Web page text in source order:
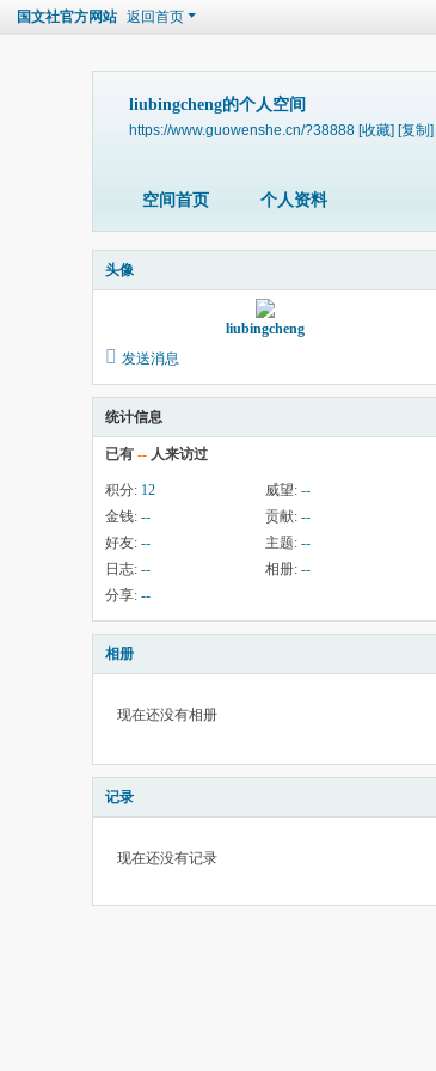
国文社官方网站 返回首页
liubingcheng的个人空间
https://www.guowenshe.cn/?38888 [收藏] [复制]
空间首页 个人资料
头像
liubingcheng
发送消息
统计信息
已有 -- 人来访过
积分: 12 威望: --
金钱: -- 贡献: --
好友: -- 主题: --
日志: -- 相册: --
分享: --
相册
现在还没有相册
记录
现在还没有记录